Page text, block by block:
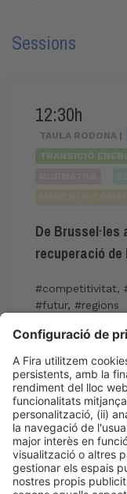
Sessions
12:30h
TAULA RODONA |
TRANSICIÓ
De
recuperació
#competitivitat,
#futur, #regions
Dj 4
Accés
LLegir més